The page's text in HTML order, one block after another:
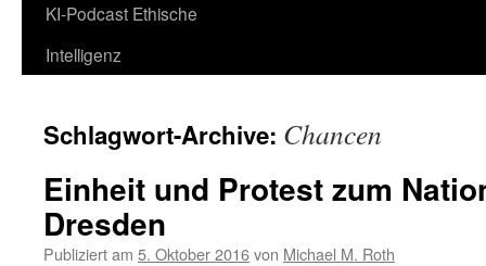
KI-Podcast Ethische
Intelligenz
Schlagwort-Archive: Chancen
Einheit und Protest zum
Dresden
Publiziert am 5. Oktober 2016von Michael M. Roth